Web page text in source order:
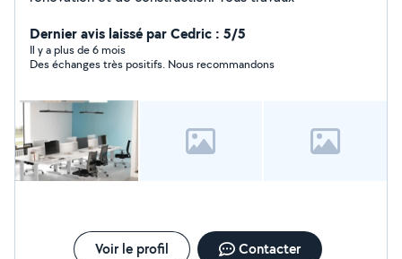
Dernier avis laissé par Cedric : 5/5
Il y a plus de 6 mois
Des échanges très positifs. Nous recommandons
Voir le profil Contacter